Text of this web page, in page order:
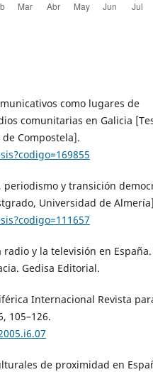
como lugares de
comunitarias en Galicia
Compostela].
y transición
Universidad de
y la televisión en
Gedisa Editorial.
Internacional Revista
105–126.
de proximidad en